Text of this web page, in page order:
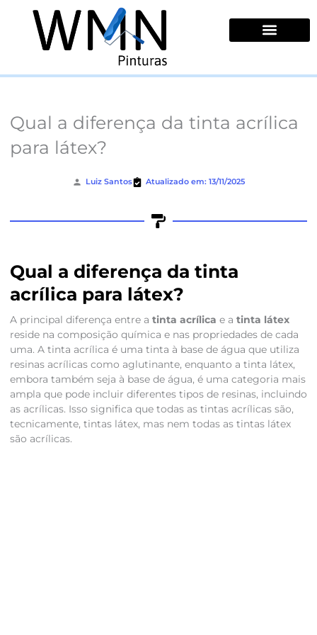
conteúdo
Qual a diferença da tinta acrílica
para látex?
Luiz Santos Atualizado em: 13/11/2025
Qual a diferença da tinta
acrílica para látex?
A principal diferença entre a tinta acrílica e a tinta látex
reside na composição química e nas propriedades de cada
uma. A tinta acrílica é uma tinta à base de água que utiliza
resinas acrílicas como aglutinante, enquanto a tinta látex,
embora também seja à base de água, é uma categoria mais
ampla que pode incluir diferentes tipos de resinas, incluindo
as acrílicas. Isso significa que todas as tintas acrílicas são,
tecnicamente, tintas látex, mas nem todas as tintas látex
são acrílicas.